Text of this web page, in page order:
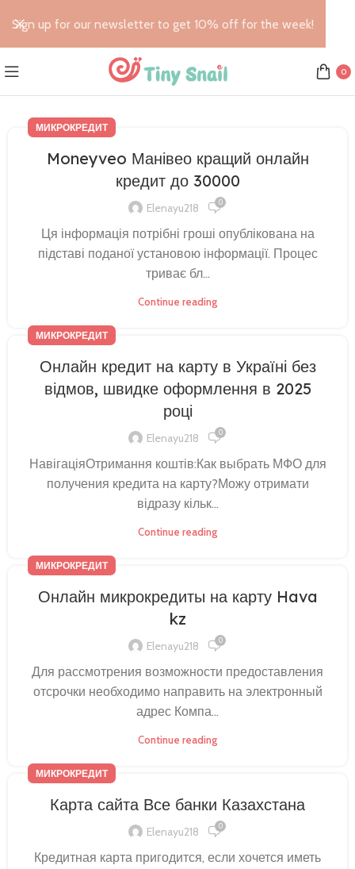
0
МИКРОКРЕДИТ
Moneyveo Манівео кращий онлайн
кредит до 30000
Elenayu218 0
Ця інформація потрібні гроші опублікована на
підставі поданої установою інформації. Процес
триває бл...
Continue reading
МИКРОКРЕДИТ
Онлайн кредит на карту в Україні без
відмов, швидке оформлення в 2025
році
Elenayu218 0
НавігаціяОтримання коштів:Как выбрать МФО для
получения кредита на карту?Можу отримати
відразу кільк...
Continue reading
МИКРОКРЕДИТ
Онлайн микрокредиты на карту Hava
kz
Elenayu218 0
Для рассмотрения возможности предоставления
отсрочки необходимо направить на электронный
адрес Компа...
Continue reading
МИКРОКРЕДИТ
Карта сайта Все банки Казахстана
Elenayu218 0
Кредитная карта пригодится, если хочется иметь
Sign up for our newsletter to get 10% off for the week!